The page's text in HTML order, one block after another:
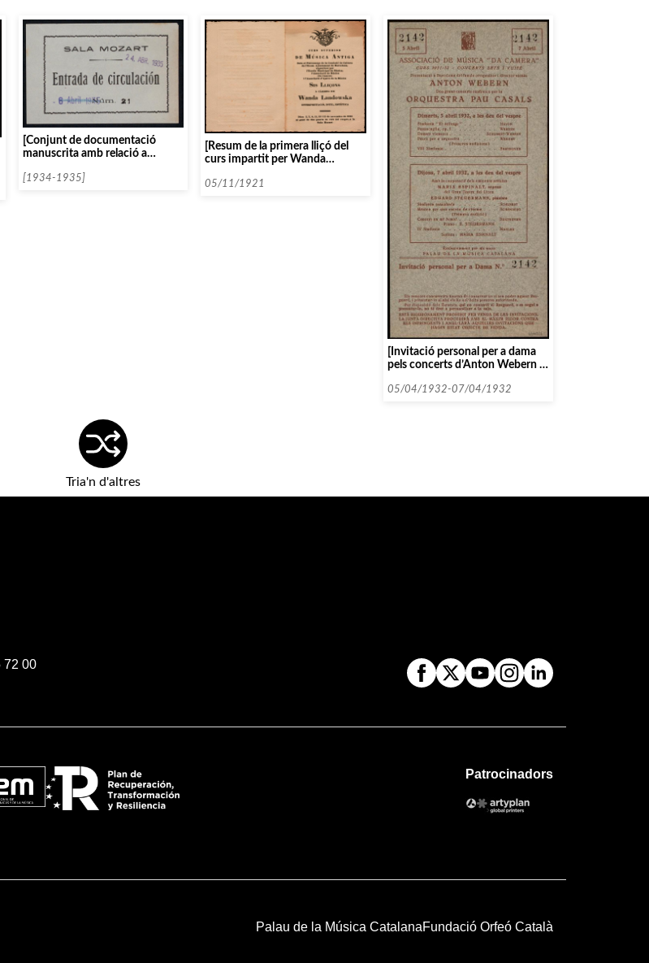
[Conjunt de documentació
manuscrita amb relació a
[1934-1935]
[Resum de la primera lliçó del
curs impartit per Wanda
05/11/1921
[Invitació personal per a dama
pels concerts d’Anton Webern i
05/04/1932-07/04/1932
Tria'n d'altres
72 00
Patrocinadors
Palau de la Música CatalanaFundació Orfeó Català